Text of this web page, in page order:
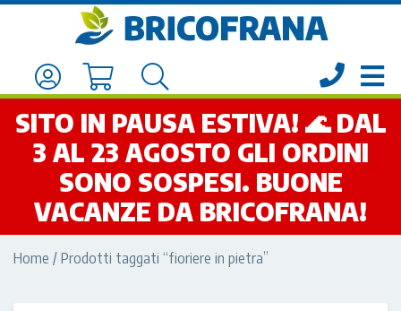
SITO IN PAUSA ESTIVA! 🌊 DAL
3 AL 23 AGOSTO GLI ORDINI
SONO SOSPESI. BUONE
VACANZE DA BRICOFRANA!
Home / Prodotti taggati “fioriere in pietra”